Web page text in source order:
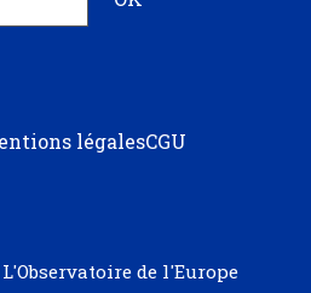
légalesCGU
de l'Europe